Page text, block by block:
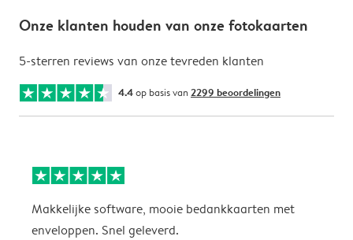
Onze klanten houden van onze fotokaarten
5-sterren reviews van onze tevreden klanten
4.4op basis van 2299 beoordelingen
Makkelijke software, mooie bedankkaarten met
enveloppen. Snel geleverd.